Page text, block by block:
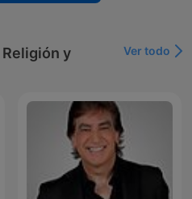
y
Ver todo